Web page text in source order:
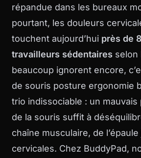
répandue dans les bureaux
pourtant, les douleurs
touchent aujourd’hui près de
travailleurs sédentaires selon
beaucoup ignorent encore,
de souris posture ergonomie
trio indissociable : un
de la souris suffit à
chaîne musculaire, de l’épaule
cervicales. Chez BuddyPad,